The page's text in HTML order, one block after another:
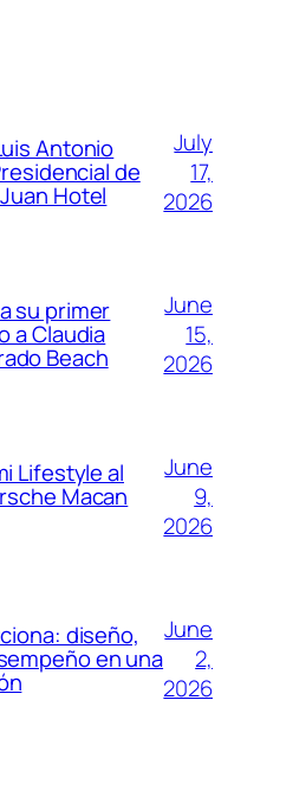
Antonio
de
Hotel
July
17,
2026
su primer
a Claudia
Beach
June
15,
2026
Lifestyle al
Macan
June
9,
2026
diseño,
en una
June
2,
2026